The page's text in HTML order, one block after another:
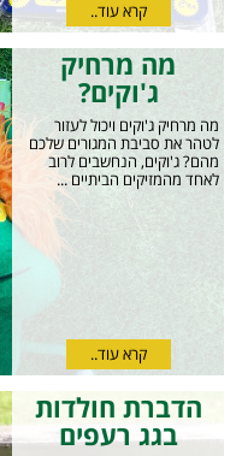
קרא עוד..
מה מרחיק
ג'וקים?
מה מרחיק ג'וקים ויכול לעזור
לטהר את סביבת המגורים שלכם
מהם? ג'וקים, הנחשבים לרוב
לאחד מהמזיקים הביתיים ...
קרא עוד..
הדברת חולדות
בגג רעפים